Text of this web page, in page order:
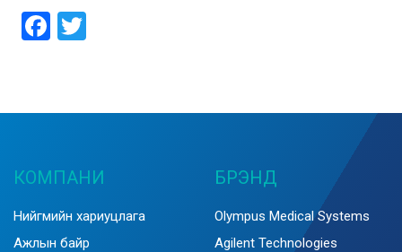
Facebook
КОМПАНИ
Нийгмийн хариуцлага
Ажлын байр
БРЭНД
Olympus Medical Systems
Agilent Technologies